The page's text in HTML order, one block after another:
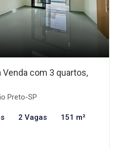
Venda com 3 quartos,
Preto-SP
2 Vagas 151 m²